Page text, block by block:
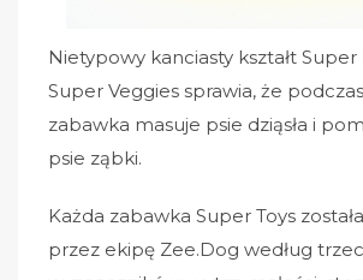
Nietypowy kanciasty kształt Super
Super Veggies sprawia, że
zabawka masuje psie dziąsła i
psie ząbki.
Każda zabawka Super Toys
przez ekipę Zee.Dog według